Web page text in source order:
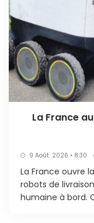
La France
9 Août. 2026 • 8:30
La France ouvre
robots de
humaine à bord.